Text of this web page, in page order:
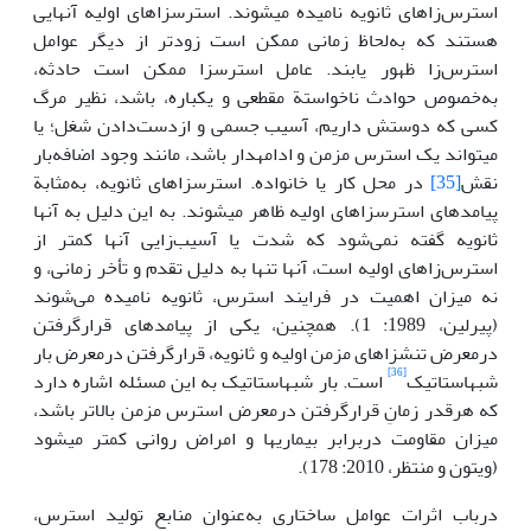
استرس­‌زاهای ثانویه نامیده می­شوند. استرس­زاهای اولیه آنهایی
هستند که به‌لحاظ زمانی ممکن است زودتر از دیگر عوامل
استرس‌زا ظهور یابند. عامل استرس­زا ممکن است حادثه،
به‌خصوص حوادث ناخواستة مقطعی و یکباره، باشد، نظیر مرگ
کسی که دوستش داریم، آسیب جسمی و ازدست‌دادن شغل؛ یا
می­تواند یک استرس مزمن و ادامه­دار باشد، مانند وجود اضافه‌بار
نقش[35]
در محل کار یا خانواده. استرس­زاهای ثانویه، به‌مثابة
پیامدهای استرس­زاهای اولیه ظاهر می­شوند. به این دلیل به آنها
ثانویه گفته نمی‌شود که شدت یا آسیب‌زایی آنها کمتر از
استرس‌زاهای اولیه است، آنها تنها به دلیل تقدم و تأخر زمانی، و
نه میزان اهمیت در فرایند استرس، ثانویه نامیده می‌شوند
(پیرلین، 1989: 1). همچنین، یکی از پیامدهای قرارگرفتن
درمعرض تنش­زاهای مزمن اولیه و ثانویه، قرارگرفتن درمعرض بار
شبه­استاتیک[36]
است. بار شبه­استاتیک به این مسئله اشاره دارد
که هرقدر زمانِ قرارگرفتن درمعرض استرس مزمن بالاتر باشد،
میزان مقاومت دربرابر بیماری­ها و امراض روانی کمتر می­شود
(ویتون و منتظر، 2010: 178).
درباب اثرات عوامل ساختاری به‌عنوان منابع تولید استرس،